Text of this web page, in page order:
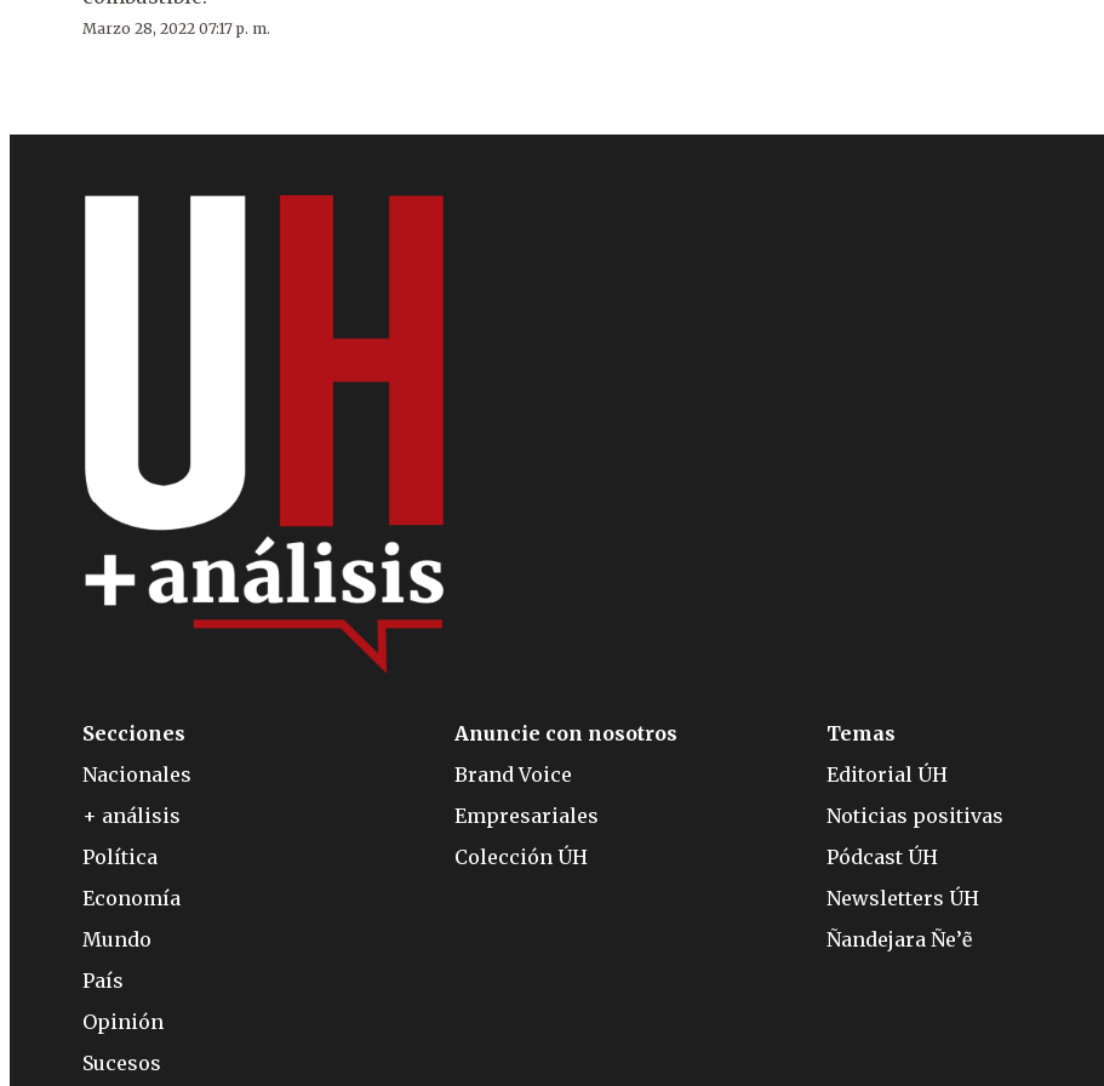
Marzo 28, 2022 07:17 p. m.
Secciones
Nacionales
+ análisis
Política
Economía
Mundo
País
Opinión
Sucesos
Anuncie con nosotros
Brand Voice
Empresariales
Colección ÚH
Temas
Editorial ÚH
Noticias positivas
Pódcast ÚH
Newsletters ÚH
Ñandejara Ñe’ẽ